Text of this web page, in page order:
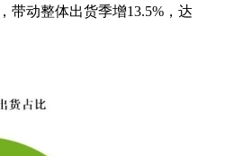
带动整体出货季增13.5%，达